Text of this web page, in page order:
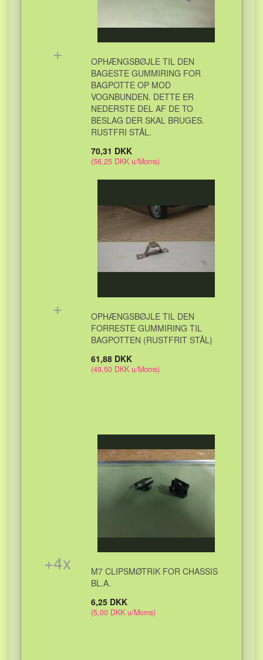
+
OPHÆNGSBØJLE TIL DEN
BAGESTE GUMMIRING FOR
BAGPOTTE OP MOD
VOGNBUNDEN. DETTE ER
NEDERSTE DEL AF DE TO
BESLAG DER SKAL BRUGES.
RUSTFRI STÅL.
70,31 DKK
(56,25 DKK u/Moms)
+
OPHÆNGSBØJLE TIL DEN
FORRESTE GUMMIRING TIL
BAGPOTTEN (RUSTFRIT STÅL)
61,88 DKK
(49,50 DKK u/Moms)
+4x
M7 CLIPSMØTRIK FOR CHASSIS
BL.A.
6,25 DKK
(5,00 DKK u/Moms)